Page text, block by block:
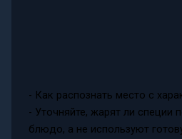
- Как распознать место с
- Уточняйте, жарят ли специи
блюдо, а не используют